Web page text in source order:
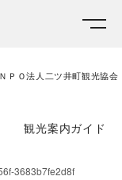
ＮＰＯ法人二ツ井町観光協会
観光案内ガイド
3683b7fe2d8f